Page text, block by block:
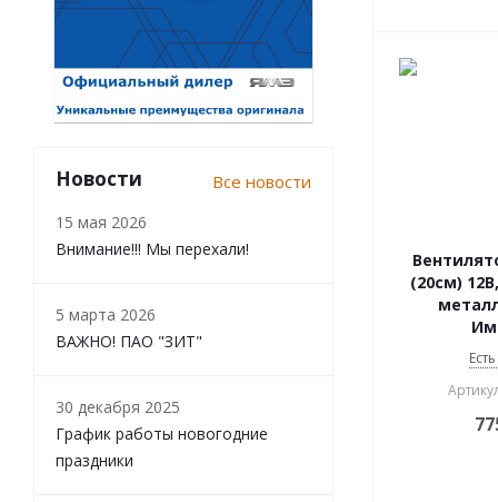
(20см)
Иномарки
Новости Все новости
15 мая 2026
Внимание!!! Мы перехали!
5 марта 2026
ВАЖНО! ПАО "ЗИТ"
30 декабря 2025
График работы новогодние
праздники